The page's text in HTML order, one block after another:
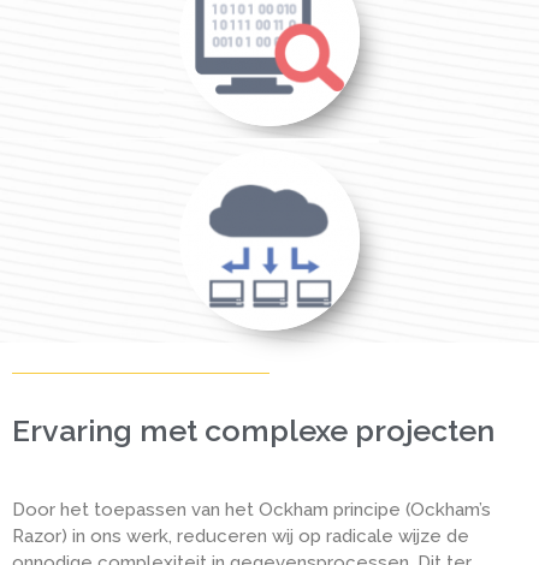
Ervaring met complexe projecten
Door het toepassen van het Ockham principe (Ockham’s
Razor) in ons werk, reduceren wij op radicale wijze de